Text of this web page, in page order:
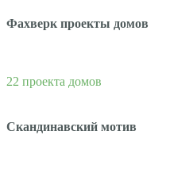
Фахверк проекты домов
22 проекта домов
Скандинавский мотив